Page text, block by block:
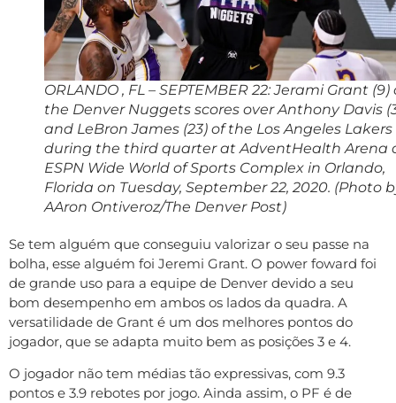
ORLANDO , FL – SEPTEMBER 22: Jerami Grant (9)
the Denver Nuggets scores over Anthony Davis
and LeBron James (23) of the Los Angeles Lakers
during the third quarter at AdventHealth Arena
ESPN Wide World of Sports Complex in Orlando,
Florida on Tuesday, September 22, 2020. (Photo
AAron Ontiveroz/The Denver Post)
Se tem alguém que conseguiu valorizar o seu passe na
bolha, esse alguém foi Jeremi Grant. O power foward foi
de grande uso para a equipe de Denver devido a seu
bom desempenho em ambos os lados da quadra. A
versatilidade de Grant é um dos melhores pontos do
jogador, que se adapta muito bem as posições 3 e 4.
O jogador não tem médias tão expressivas, com 9.3
pontos e 3.9 rebotes por jogo. Ainda assim, o PF é de